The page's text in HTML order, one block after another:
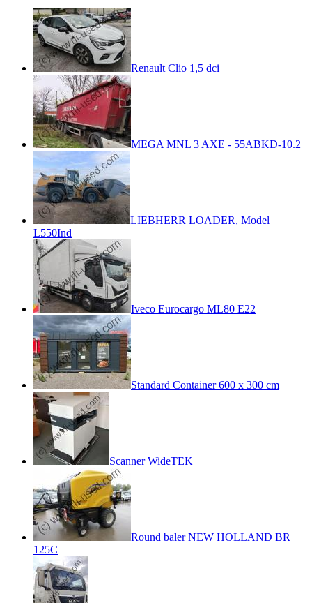
Renault Clio 1,5 dci
MEGA MNL 3 AXE - 55ABKD-10.2
LIEBHERR LOADER, Model
L550Ind
Iveco Eurocargo ML80 E22
Standard Container 600 x 300 cm
Scanner WideTEK
Round baler NEW HOLLAND BR
125C